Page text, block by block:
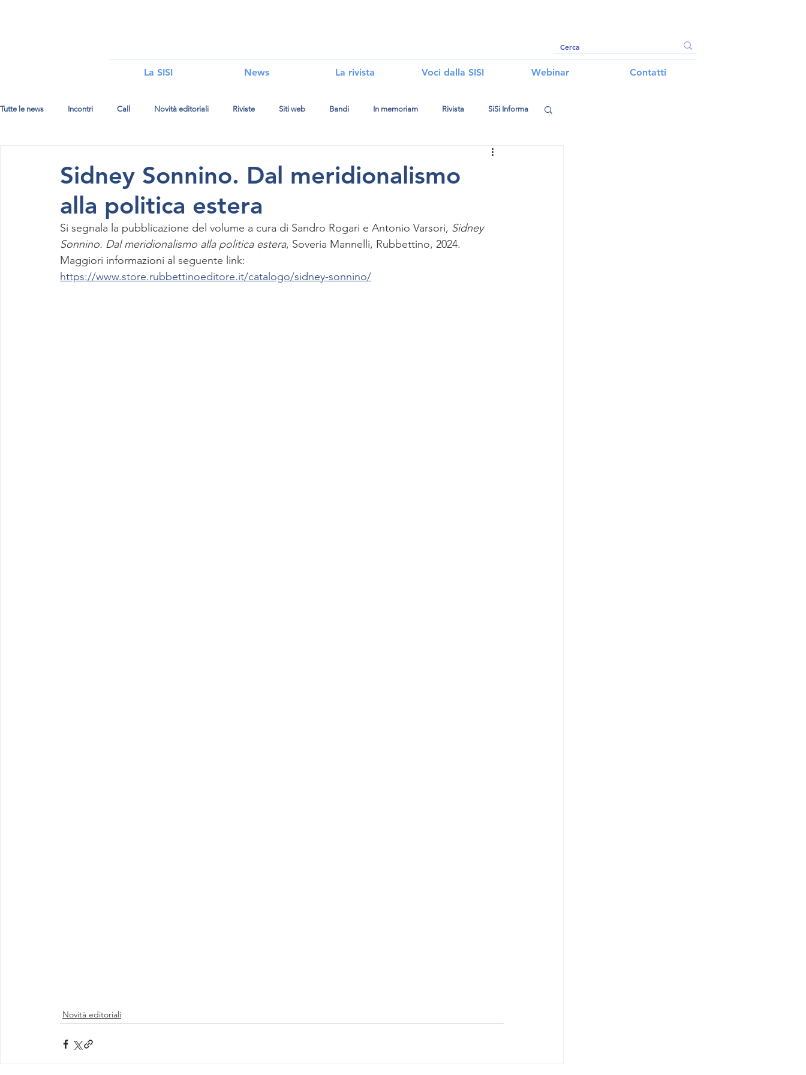
i i
La SISI News La rivista Voci dalla SISI Webinar Contatti
Tutte le news Incontri Call Novità editoriali Riviste Siti web Bandi In memoriam Rivista SiSi Informa
Sidney Sonnino. Dal meridionalismo
alla politica estera
Si segnala la pubblicazione del volume a cura di Sandro Rogari e Antonio Varsori, Sidney
Sonnino. Dal meridionalismo alla politica estera, Soveria Mannelli, Rubbettino, 2024.
Maggiori informazioni al seguente link:
https://www.store.rubbettinoeditore.it/catalogo/sidney-sonnino/
Novità editoriali